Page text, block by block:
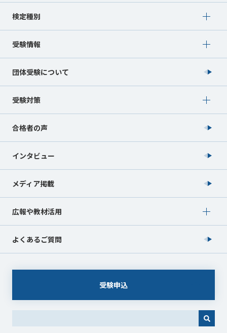
検定種別
Show submenu for 検定種別
受験情報
Show submenu for 受験情報
団体受験について
受験対策
Show submenu for 受験対策
合格者の声
インタビュー
メディア掲載
広報や教材活用
Show submenu for 広報や教材活用
よくあるご質問
受験申込